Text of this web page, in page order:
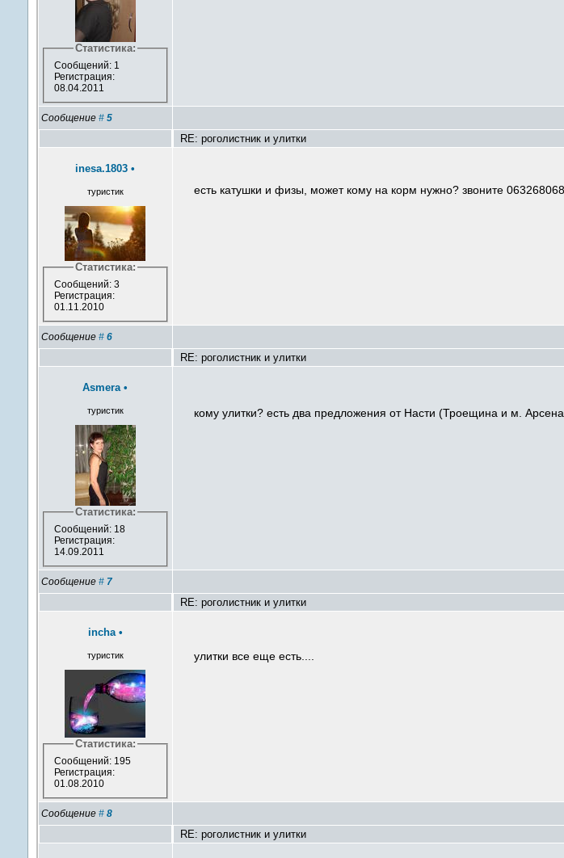
Статистика:
Сообщений: 1
Регистрация:
08.04.2011
Сообщение # 5
RE: роголистник и улитки
inesa.1803 •
туристик
Статистика:
Сообщений: 3
Регистрация:
01.11.2010
есть катушки и физы, может кому на корм нужно? звоните
Сообщение # 6
RE: роголистник и улитки
Asmera •
туристик
Статистика:
Сообщений: 18
Регистрация:
14.09.2011
кому улитки? есть два предложения от Насти (Троещина и м.
Сообщение # 7
RE: роголистник и улитки
incha •
туристик
Статистика:
Сообщений: 195
Регистрация:
01.08.2010
улитки все еще есть....
Сообщение # 8
RE: роголистник и улитки